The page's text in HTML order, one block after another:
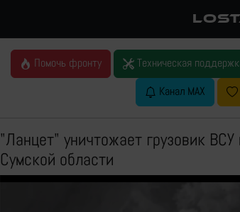
Помочь фронту Техническая
Канал MAX
"Ланцет" уничтожает грузовик
Сумской области